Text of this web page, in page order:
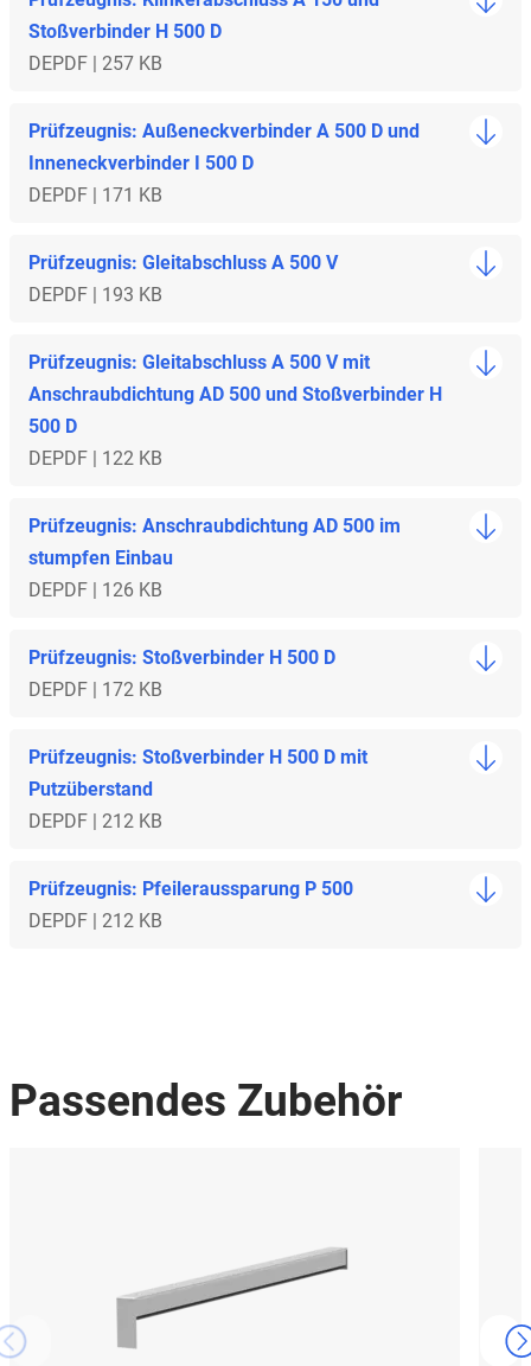
Stoßverbinder H 500 D
DEPDF | 257 KB
Prüfzeugnis: Außeneckverbinder A 500 D und
Inneneckverbinder I 500 D
DEPDF | 171 KB
Prüfzeugnis: Gleitabschluss A 500 V
DEPDF | 193 KB
Prüfzeugnis: Gleitabschluss A 500 V mit
Anschraubdichtung AD 500 und Stoßverbinder H
500 D
DEPDF | 122 KB
Prüfzeugnis: Anschraubdichtung AD 500 im
stumpfen Einbau
DEPDF | 126 KB
Prüfzeugnis: Stoßverbinder H 500 D
DEPDF | 172 KB
Prüfzeugnis: Stoßverbinder H 500 D mit
Putzüberstand
DEPDF | 212 KB
Prüfzeugnis: Pfeileraussparung P 500
DEPDF | 212 KB
Passendes Zubehör